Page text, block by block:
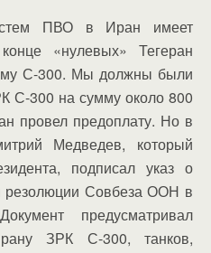
ПВО в Иран имеет
«нулевых» Тегеран
С-300. Мы должны были
С-300 на сумму около 800
провел предоплату. Но в
Медведев, который
подписал указ о
резолюции Совбеза ООН в
предусматривал
ЗРК С-300, танков,